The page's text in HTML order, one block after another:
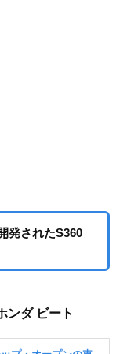
発されたS360
ンダ ビート